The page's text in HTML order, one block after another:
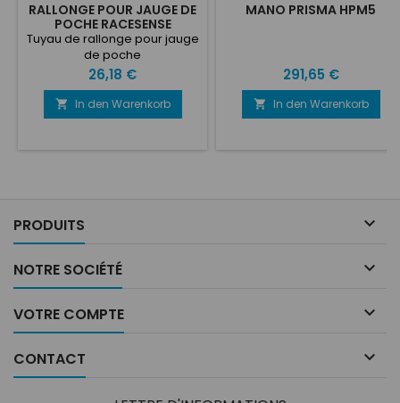
RALLONGE POUR JAUGE DE
POCHE RACESENSE
Tuyau de rallonge pour jauge
de poche
Preis
26,18 €
 In den Warenkorb
MANO PRISMA HPM5
Preis
291,65 €
 In den Warenkorb
PRODUITS 
NOTRE SOCIÉTÉ 
VOTRE COMPTE 
CONTACT 